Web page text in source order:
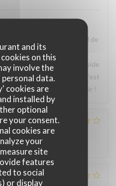
and its
on this
involve the
data.
cookies are
installed by
optional
your consent.
cookies are
your
site
features
to social
or display
en famille. Ce fut
nous, de découvrir le Nord de
soit. Le repas était
attentes, le service était rapide
agréable et accueillant. C’est
Au plaisir de vous revoir !
:4/5 Value